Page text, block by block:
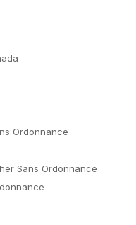
Ordonnance
Sans Ordonnance